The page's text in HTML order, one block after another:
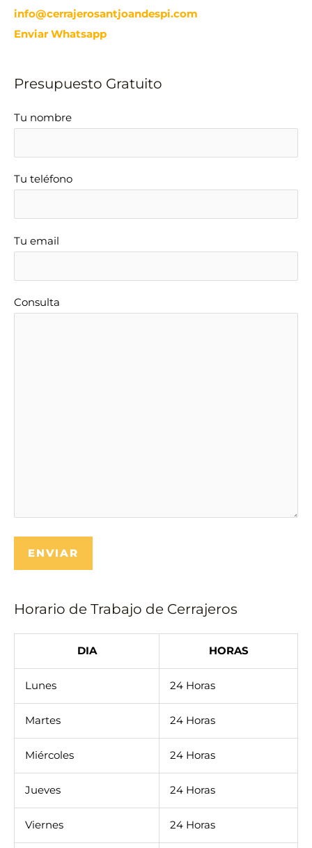
info@cerrajerosantjoandespi.com
Enviar Whatsapp
Presupuesto Gratuito
Tu nombre
Tu teléfono
Tu email
Consulta
Horario de Trabajo de Cerrajeros
DIA HORAS
Lunes 24 Horas
Martes 24 Horas
Miércoles 24 Horas
Jueves 24 Horas
Viernes 24 Horas